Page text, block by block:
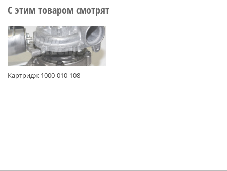
С этим товаром смотрят
Картридж 1000-010-108